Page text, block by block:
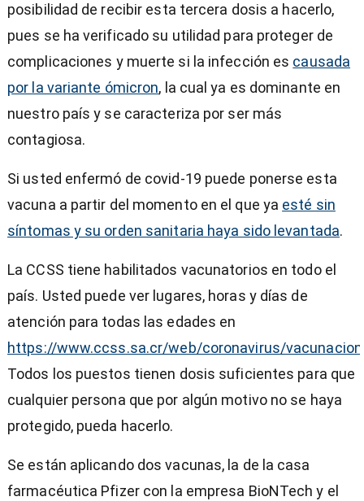
posibilidad de recibir esta tercera dosis a hacerlo,
pues se ha verificado su utilidad para proteger de
complicaciones y muerte si la infección es causada
por la variante ómicron, la cual ya es dominante en
nuestro país y se caracteriza por ser más
contagiosa.
Si usted enfermó de covid-19 puede ponerse esta
vacuna a partir del momento en el que ya esté sin
síntomas y su orden sanitaria haya sido levantada.
La CCSS tiene habilitados vacunatorios en todo el
país. Usted puede ver lugares, horas y días de
atención para todas las edades en
https://www.ccss.sa.cr/web/coronavirus/vacunacion
Todos los puestos tienen dosis suficientes para que
cualquier persona que por algún motivo no se haya
protegido, pueda hacerlo.
Se están aplicando dos vacunas, la de la casa
farmacéutica Pfizer con la empresa BioNTech y el